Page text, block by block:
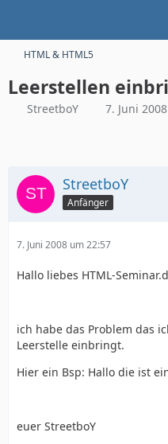
HTML & HTML5
Leerstellen
StreetboY 7. Juni
StreetboY
Anfänger
7. Juni 2008 um 22:57
Hallo liebes HTML-
ich habe das Problem das
Leerstelle einbringt.
Hier ein Bsp: Hallo die ist
euer StreetboY